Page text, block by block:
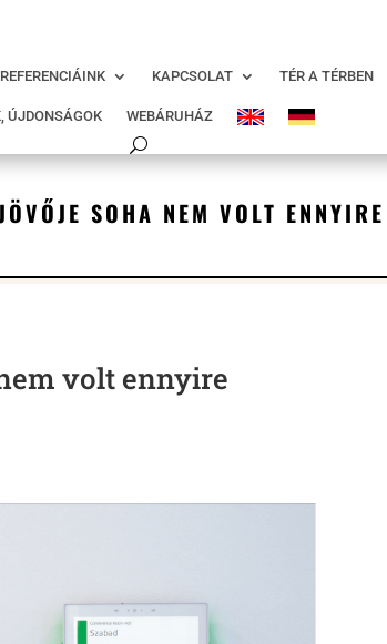
REFERENCIÁINK KAPCSOLAT TÉR A TÉRBEN
ÚJDONSÁGOK WEBÁRUHÁZ
SOHA NEM VOLT
volt ennyire